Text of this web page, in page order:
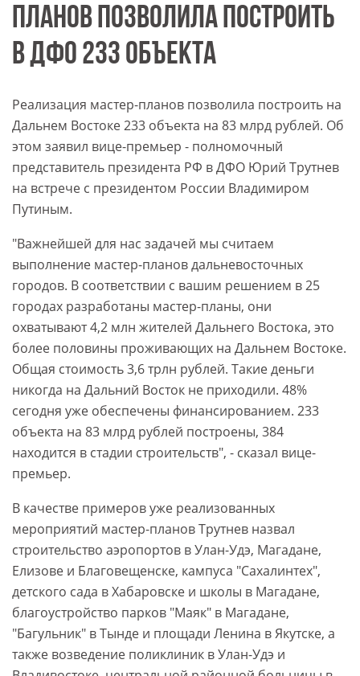
ПЛАНОВ ПОЗВОЛИЛА ПОСТРОИТЬ
В ДФО 233 ОБЪЕКТА
Реализация мастер-планов позволила построить на
Дальнем Востоке 233 объекта на 83 млрд рублей. Об
этом заявил вице-премьер - полномочный
представитель президента РФ в ДФО Юрий Трутнев
на встрече с президентом России Владимиром
Путиным.
"Важнейшей для нас задачей мы считаем
выполнение мастер-планов дальневосточных
городов. В соответствии с вашим решением в 25
городах разработаны мастер-планы, они
охватывают 4,2 млн жителей Дальнего Востока, это
более половины проживающих на Дальнем Востоке.
Общая стоимость 3,6 трлн рублей. Такие деньги
никогда на Дальний Восток не приходили. 48%
сегодня уже обеспечены финансированием. 233
объекта на 83 млрд рублей построены, 384
находится в стадии строительств", - сказал вице-
премьер.
В качестве примеров уже реализованных
мероприятий мастер-планов Трутнев назвал
строительство аэропортов в Улан-Удэ, Магадане,
Елизове и Благовещенске, кампуса "Сахалинтех",
детского сада в Хабаровске и школы в Магадане,
благоустройство парков "Маяк" в Магадане,
"Багульник" в Тынде и площади Ленина в Якутске, а
также возведение поликлиник в Улан-Удэ и